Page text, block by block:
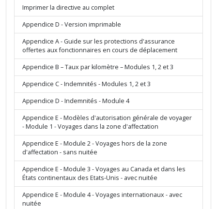
Imprimer la directive au complet
Appendice D - Version imprimable
Appendice A - Guide sur les protections d'assurance
offertes aux fonctionnaires en cours de déplacement
Appendice B – Taux par kilomètre – Modules 1, 2 et 3
Appendice C - Indemnités - Modules 1, 2 et 3
Appendice D - Indemnités - Module 4
Appendice E - Modèles d'autorisation générale de voyager
- Module 1 - Voyages dans la zone d'affectation
Appendice E - Module 2 - Voyages hors de la zone
d'affectation - sans nuitée
Appendice E - Module 3 - Voyages au Canada et dans les
États continentaux des Etats-Unis - avec nuitée
Appendice E - Module 4 - Voyages internationaux - avec
nuitée